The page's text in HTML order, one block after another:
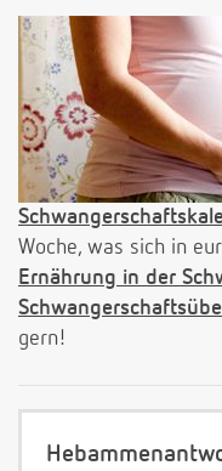
Woche, was sich in
Ernährung in der
gern!